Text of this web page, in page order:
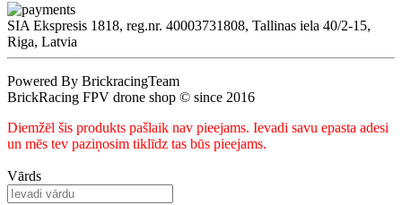
SIA Ekspresis 1818, reg.nr. 40003731808, Tallinas iela 40/2-15,
Riga, Latvia
Powered By BrickracingTeam
BrickRacing FPV drone shop © since 2016
Diemžēl šis produkts pašlaik nav pieejams. Ievadi savu epasta adesi
un mēs tev paziņosim tiklīdz tas būs pieejams.
Vārds